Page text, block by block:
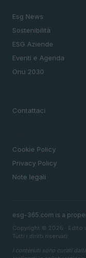
Esg News
Sostenibilità
ESG Aziende
Eventi e Agenda
Onu 2030
Contattaci
Cookie Policy
Privacy Policy
Note legali
esg-365.com is a
Copyright © 2026 · Edito
Tutti i diritti riservati
I contenuti sono curati